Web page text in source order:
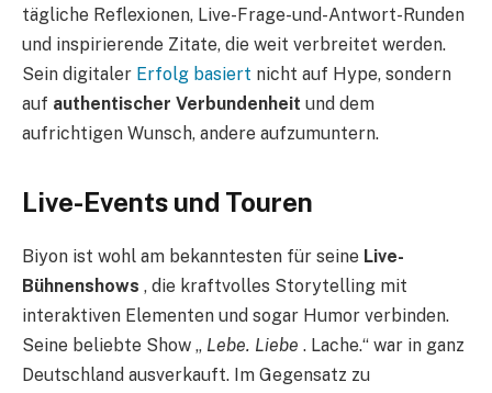
tägliche Reflexionen, Live-Frage-und-Antwort-Runden
und inspirierende Zitate, die weit verbreitet werden.
Sein digitaler Erfolg basiert nicht auf Hype, sondern
auf authentischer Verbundenheit und dem
aufrichtigen Wunsch, andere aufzumuntern.
Live-Events und Touren
Biyon ist wohl am bekanntesten für seine Live-
Bühnenshows , die kraftvolles Storytelling mit
interaktiven Elementen und sogar Humor verbinden.
Seine beliebte Show „ Lebe. Liebe . Lache.“ war in ganz
Deutschland ausverkauft. Im Gegensatz zu